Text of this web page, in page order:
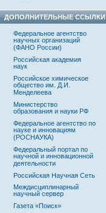
ДОПОЛНИТЕЛЬНЫЕ ССЫЛКИ
Федеральное агентство
научных организаций
(ФАНО России)
Российская академия
наук
Российское химическое
общество им. Д.И.
Менделеева
Министерство
образования и науки РФ
Федеральное агентство по
науке и инновациям
(РОСНАУКА)
Федеральный портал по
научной и инновационной
деятельности
Российская Научная Сеть
Междисциплинарный
научный сервер
Газета «Поиск»